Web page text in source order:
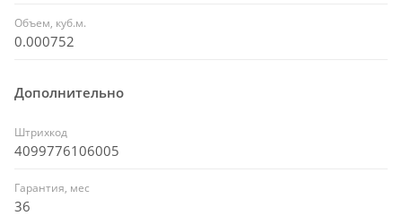
Объем, куб.м.
0.000752
Дополнительно
Штрихкод
4099776106005
Гарантия, мес
36